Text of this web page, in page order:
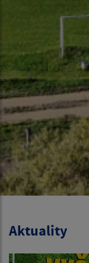
Aktuality